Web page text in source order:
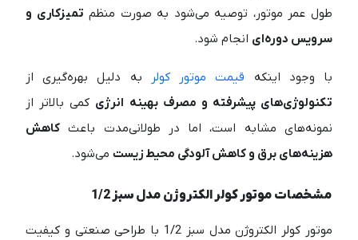
طول عمر موتور، توصیه می‌شود به صورت منظم تمیزکاری و
سرویس دوره‌ای انجام شود.
با وجود اینکه قیمت موتور کولر
به دلیل بهره‌گیری از
تکنولوژی‌های پیشرفته و مصرف بهینه انرژی کمی بالاتر از
نمونه‌های مشابه است، اما در طولانی‌مدت باعث کاهش
هزینه‌های برق و کاهش آلودگی محیط زیست می‌شود.
مشخصات موتور کولر الکتروژن مدل سبز 1/2
موتور کولر الکتروژن مدل سبز 1/2 با طراحی صنعتی و کیفیت